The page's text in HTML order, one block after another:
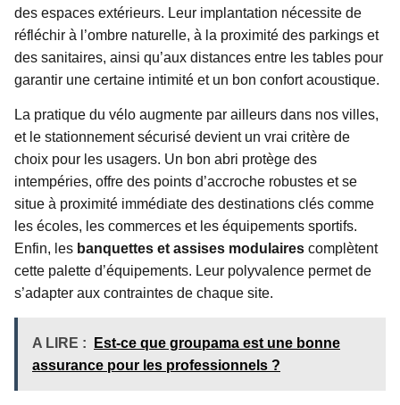
des espaces extérieurs. Leur implantation nécessite de
réfléchir à l’ombre naturelle, à la proximité des parkings et
des sanitaires, ainsi qu’aux distances entre les tables pour
garantir une certaine intimité et un bon confort acoustique.
La pratique du vélo augmente par ailleurs dans nos villes,
et le stationnement sécurisé devient un vrai critère de
choix pour les usagers. Un bon abri protège des
intempéries, offre des points d’accroche robustes et se
situe à proximité immédiate des destinations clés comme
les écoles, les commerces et les équipements sportifs.
Enfin, les banquettes et assises modulaires complètent
cette palette d’équipements. Leur polyvalence permet de
s’adapter aux contraintes de chaque site.
A LIRE :
Est-ce que groupama est une bonne
assurance pour les professionnels ?